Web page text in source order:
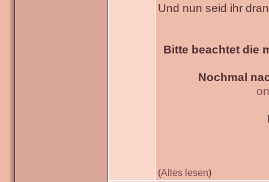
Und nun seid ihr
Bitte beachtet die
Nochmal
(Alles lesen)